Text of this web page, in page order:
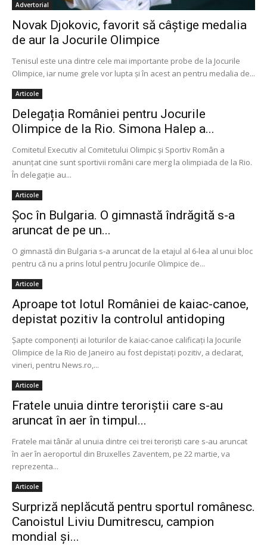
Advertorial
Novak Djokovic, favorit să câștige medalia
de aur la Jocurile Olimpice
Tenisul este una dintre cele mai importante probe de la Jocurile
Olimpice, iar nume grele vor lupta și în acest an pentru medalia de...
Articole
Delegația României pentru Jocurile
Olimpice de la Rio. Simona Halep a...
Comitetul Executiv al Comitetului Olimpic și Sportiv Român a
anunţat cine sunt sportivii români care merg la olimpiada de la Rio.
În delegaţie au...
Articole
Șoc în Bulgaria. O gimnastă îndrăgită s-a
aruncat de pe un...
O gimnastă din Bulgaria s-a aruncat de la etajul al 6-lea al unui bloc
pentru că nu a prins lotul pentru Jocurile Olimpice de...
Articole
Aproape tot lotul României de kaiac-canoe,
depistat pozitiv la controlul antidoping
Şapte componenţi ai loturilor de kaiac-canoe calificaţi la Jocurile
Olimpice de la Rio de Janeiro au fost depistaţi pozitiv, a declarat,
vineri, pentru News.ro,...
Articole
Fratele unuia dintre teroriștii care s-au
aruncat în aer în timpul...
Fratele mai tânăr al unuia dintre cei trei teroriști care s-au aruncat
în aer în aeroportul din Bruxelles Zaventem, pe 22 martie, va
reprezenta...
Articole
Surpriză neplăcută pentru sportul românesc.
Canoistul Liviu Dumitrescu, campion
mondial și...